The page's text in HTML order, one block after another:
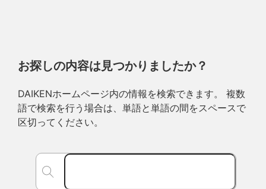
お探しの内容は見つかりましたか？
DAIKENホームページ内の情報を検索できます。 複数
語で検索を行う場合は、単語と単語の間をスペースで
区切ってください。